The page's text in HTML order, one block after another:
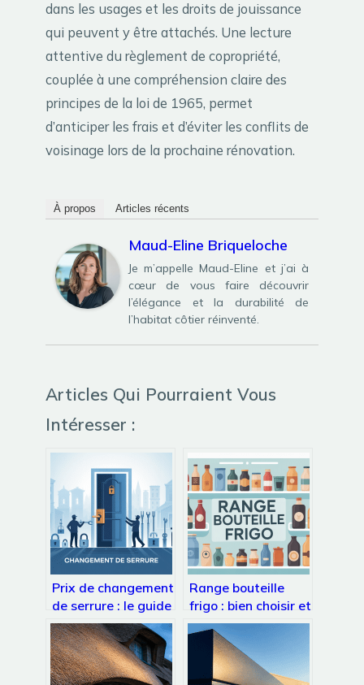
dans les usages et les droits de jouissance
qui peuvent y être attachés. Une lecture
attentive du règlement de copropriété,
couplée à une compréhension claire des
principes de la loi de 1965, permet
d’anticiper les frais et d’éviter les conflits de
voisinage lors de la prochaine rénovation.
À propos Articles récents
Maud-Eline Briqueloche
Je m’appelle Maud-Eline et j’ai à
cœur de vous faire découvrir
l’élégance et la durabilité de
l’habitat côtier réinventé.
Articles Qui Pourraient Vous
Intéresser :
Prix de changement
de serrure : le guide
complet pour payer
le juste tarif
Range bouteille
frigo : bien choisir et
organiser pour
gagner de la place